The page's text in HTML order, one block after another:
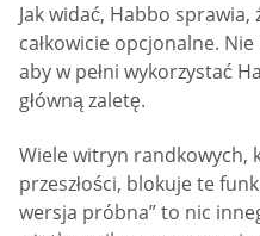
Jak widać, Habbo
całkowicie opcjonalne.
aby w pełni wykorzystać
główną zaletę.
Wiele witryn randkowych,
przeszłości, blokuje te
wersja próbna” to nic